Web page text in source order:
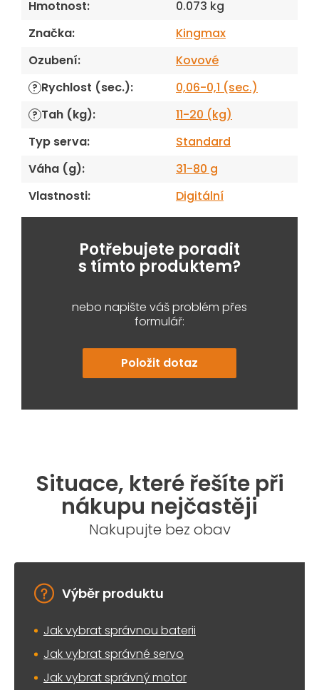
Hmotnost:
0.073 kg
Značka:
Kingmax
Ozubení: Kovové
? Rychlost (sec.): 0,06-0,1 (sec.)
? Tah (kg):
11-20 (kg)
Typ serva:
Standard
Váha (g):
31-80 g
Vlastnosti: Digitální
Potřebujete poradit
s tímto produktem?
nebo napište váš problém přes
formulář:
Položit dotaz
Situace, které řešíte při
nákupu nejčastěji
Nakupujte bez obav
Výběr produktu
Jak vybrat správnou baterii
Jak vybrat správné servo
Jak vybrat správný motor